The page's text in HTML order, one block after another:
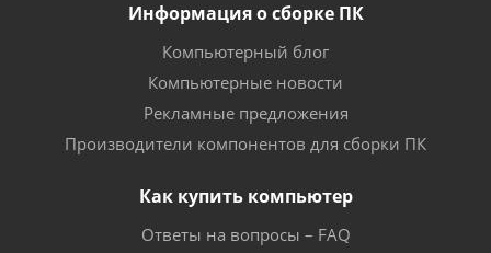
Информация о сборке ПК
Компьютерный блог
Компьютерные новости
Рекламные предложения
Производители компонентов для сборки ПК
Как купить компьютер
Ответы на вопросы – FAQ